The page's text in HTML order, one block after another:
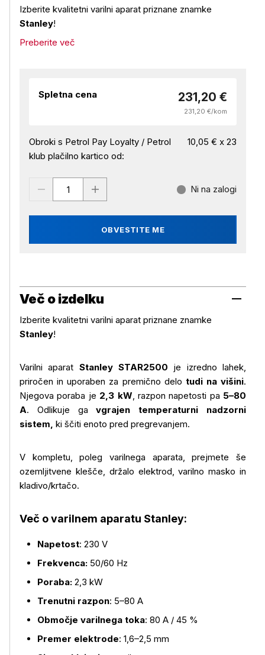
Izberite kvalitetni varilni aparat priznane znamke
Stanley!
Preberite več
Spletna cena 231,20 €
231,20 €/kom
Obroki s Petrol Pay Loyalty / Petrol
klub plačilno kartico od:
10,05 € x 23
OBVESTITE ME
Ni na zalogi
Več o izdelku
Več o izdelku
Izberite kvalitetni varilni aparat priznane znamke
Stanley!
Varilni aparat Stanley STAR2500 je izredno lahek,
priročen in uporaben za premično delo tudi na višini.
Njegova poraba je 2,3 kW, razpon napetosti pa 5–80
A. Odlikuje gavgrajen temperaturni nadzorni
sistem, ki ščiti enoto pred pregrevanjem.
V kompletu, poleg varilnega aparata, prejmete še
ozemljitvene klešče, držalo elektrod, varilno masko in
kladivo/krtačo.
Več o varilnem aparatu Stanley:
Napetost: 230 V
Frekvenca: 50/60 Hz
Poraba: 2,3 kW
Trenutni razpon: 5–80 A
Območje varilnega toka: 80 A / 45 %
Premer elektrode: 1,6–2,5 mm